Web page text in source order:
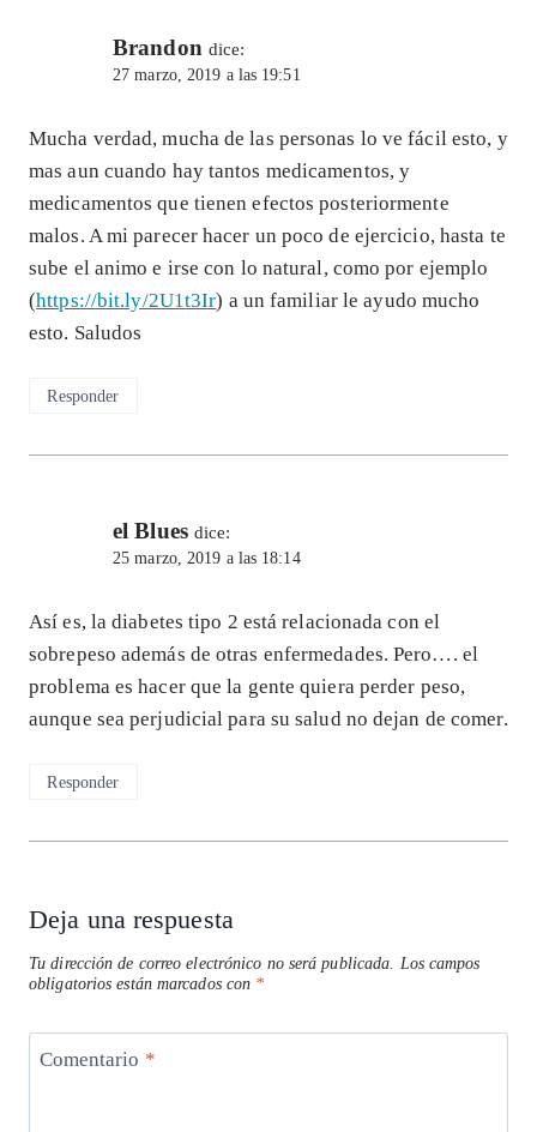
Brandon dice:
27 marzo, 2019 a las 19:51
Mucha verdad, mucha de las personas lo ve fácil esto, y
mas aun cuando hay tantos medicamentos, y
medicamentos que tienen efectos posteriormente
malos. A mi parecer hacer un poco de ejercicio, hasta te
sube el animo e irse con lo natural, como por ejemplo
(https://bit.ly/2U1t3Ir) a un familiar le ayudo mucho
esto. Saludos
Responder
el Blues dice:
25 marzo, 2019 a las 18:14
Así es, la diabetes tipo 2 está relacionada con el
sobrepeso además de otras enfermedades. Pero…. el
problema es hacer que la gente quiera perder peso,
aunque sea perjudicial para su salud no dejan de comer.
Responder
Deja una respuesta
Tu dirección de correo electrónico no será publicada. Los campos
obligatorios están marcados con *
Comentario *